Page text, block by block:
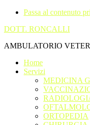
Passa al contenuto
DOTT. RONCALLI
AMBULATORIO
Home
Servizi
MEDICINA
ORTOPEDIA